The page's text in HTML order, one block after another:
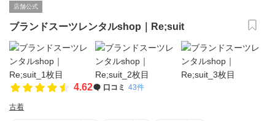
店舗公式
ブランドスーツレンタルshop｜Re;suit
4.62 口コミ 43件
古着